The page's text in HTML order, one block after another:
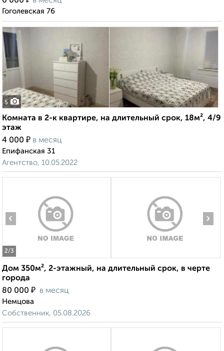
Гоголевская 76
5
Комната в 2-к квартире, на длительный срок, 18м², 4/9
этаж
4 000 ₽ в месяц
Епифанская 31
Агентство, 10.05.2022
2/3
‹ ›
Дом 350м², 2-этажный, на длительный срок, в черте
города
80 000 ₽ в месяц
Немцова
Собственник, 05.08.2026